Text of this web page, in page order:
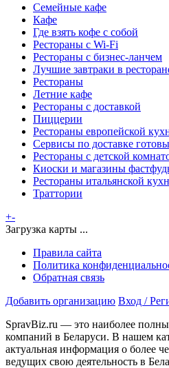
Семейные кафе
Кафе
Где взять кофе с собой
Рестораны с Wi-Fi
Рестораны с бизнес-ланчем
Лучшие завтраки в
Рестораны
Летние кафе
Рестораны с доставкой
Пиццерии
Рестораны европейской
Сервисы по доставке
Рестораны с детской
Киоски и магазины
Рестораны итальянской
Траттории
+-
Загрузка карты ...
Правила сайта
Политика
Обратная связь
Добавить организацию Вход /
SpravBiz.ru — это наиболее
компаний в Беларуси. В нашем
актуальная информация о более
ведущих свою деятельность в